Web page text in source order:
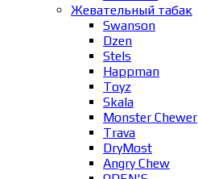
Жевательный табак
Swanson
Dzen
Stels
Happman
Toyz
Skala
Monster Chewer
Trava
DryMost
Angry Chew